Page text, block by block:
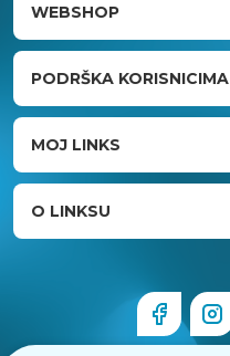
WEBSHOP
PODRŠKA KORISNICIMA
MOJ LINKS
O LINKSU